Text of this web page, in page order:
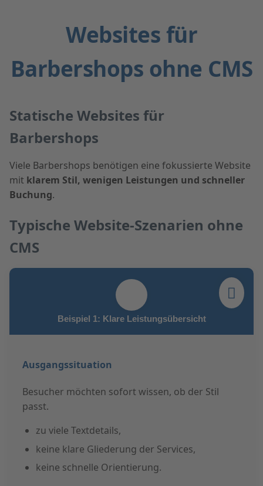
Websites für
Barbershops ohne CMS
Statische Websites für
Barbershops
Viele Barbershops benötigen eine fokussierte Website
mit klarem Stil, wenigen Leistungen und schneller
Buchung.
Typische Website-Szenarien ohne
CMS
Beispiel 1: Klare Leistungsübersicht
Ausgangssituation
Besucher möchten sofort wissen, ob der Stil
passt.
zu viele Textdetails,
keine klare Gliederung der Services,
keine schnelle Orientierung.